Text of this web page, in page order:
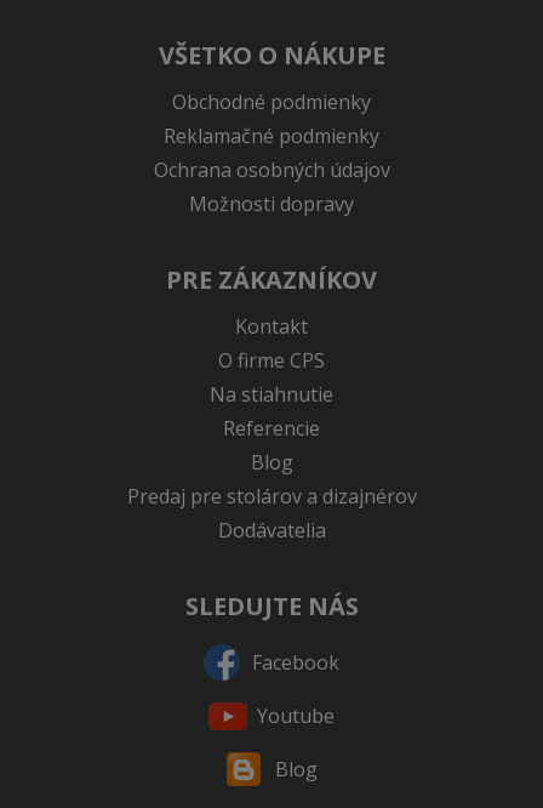
VŠETKO O NÁKUPE
Obchodné podmienky
Reklamačné podmienky
Ochrana osobných údajov
Možnosti dopravy
PRE ZÁKAZNÍKOV
Kontakt
O firme CPS
Na stiahnutie
Referencie
Blog
Predaj pre stolárov a dizajnérov
Dodávatelia
SLEDUJTE NÁS
Facebook
Youtube
Blog